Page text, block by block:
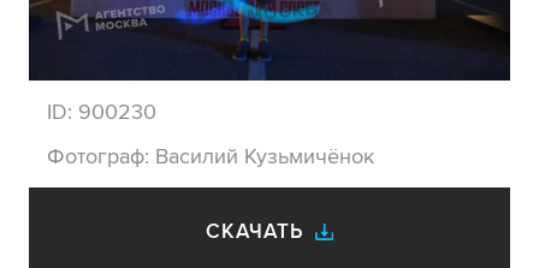
ID: 900230
Фотограф: Василий Кузьмичёнок
СКАЧАТЬ